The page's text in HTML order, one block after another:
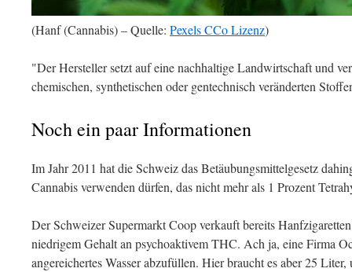
(Hanf (Cannabis) – Quelle: Pexels CCo Lizenz)
"Der Hersteller setzt auf eine nachhaltige Landwirtschaft und
chemischen, synthetischen oder gentechnisch veränderten
Noch ein paar Informationen
Im Jahr 2011 hat die Schweiz das Betäubungsmittelgesetz
Cannabis verwenden dürfen, das nicht mehr als 1 Prozent
Der Schweizer Supermarkt Coop verkauft bereits
niedrigem Gehalt an psychoaktivem THC. Ach ja, eine Firma
angereichertes Wasser abzufüllen. Hier braucht es aber 25